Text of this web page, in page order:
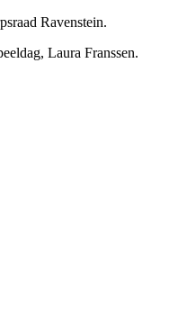
Ravenstein.
Laura Franssen.